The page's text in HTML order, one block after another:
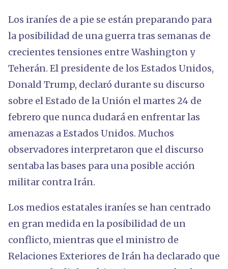
Los iraníes de a pie se están preparando para
la posibilidad de una guerra tras semanas de
crecientes tensiones entre Washington y
Teherán. El presidente de los Estados Unidos,
Donald Trump, declaró durante su discurso
sobre el Estado de la Unión el martes 24 de
febrero que nunca dudará en enfrentar las
amenazas a Estados Unidos. Muchos
observadores interpretaron que el discurso
sentaba las bases para una posible acción
militar contra Irán.
Los medios estatales iraníes se han centrado
en gran medida en la posibilidad de un
conflicto, mientras que el ministro de
Relaciones Exteriores de Irán ha declarado que